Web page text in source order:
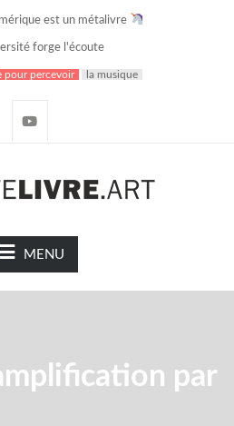
est un métalivre
forge l'écoute
pour percevoir la musique
MENU
par